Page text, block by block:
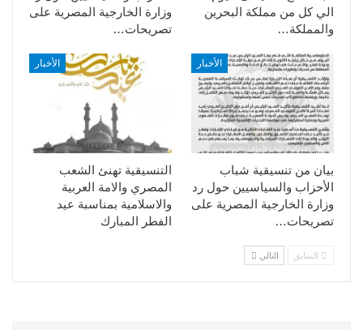
وزارة الخارجية المصرية على
تصريحات…
الي كل من مملكة البحرين
والمملكة…
الأخبار
التنسيقية تهنئ الشعب
المصري والامة العربية
والاسلامية بمناسبة عيد
الفطر المبارك
الأخبار
بيان من تنسيقية شباب
الأحزاب والسياسيين حول رد
وزارة الخارجية المصرية على
تصريحات…
السابق التالي